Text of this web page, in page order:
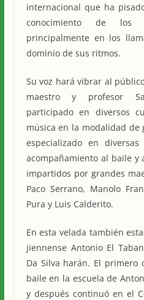
internacional que ha
conocimiento de los
principalmente en los
dominio de sus ritmos.
Su voz hará vibrar al
maestro y profesor
participado en diversos
música en la modalidad de
especializado en
acompañamiento al baile y
impartidos por grandes
Paco Serrano, Manolo
Pura y Luis Calderito.
En esta velada también
jiennense Antonio El
Da Silva harán. El primero
baile en la escuela de
y después continuó en el